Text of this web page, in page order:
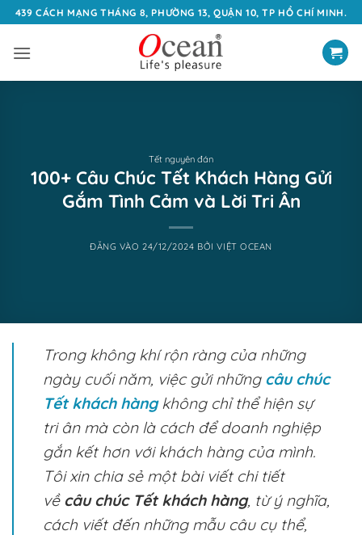
qua
nội
439 CÁCH MẠNG THÁNG 8, PHƯỜNG 13, QUẬN 10, TP HỒ CHÍ MINH.
Tết nguyên đán
100+ Câu Chúc Tết Khách Hàng Gửi
Gắm Tình Cảm và Lời Tri Ân
ĐĂNG VÀO 24/12/2024 BỞIVIỆT OCEAN
Trong không khí rộn ràng của những
ngày cuối năm, việc gửi những câu chúc
Tết khách hàngkhông chỉ thể hiện sự
tri ân mà còn là cách để doanh nghiệp
gắn kết hơn với khách hàng của mình.
Tôi xin chia sẻ một bài viết chi tiết
về câu chúc Tết khách hàng, từ ý nghĩa,
cách viết đến những mẫu câu cụ thể,